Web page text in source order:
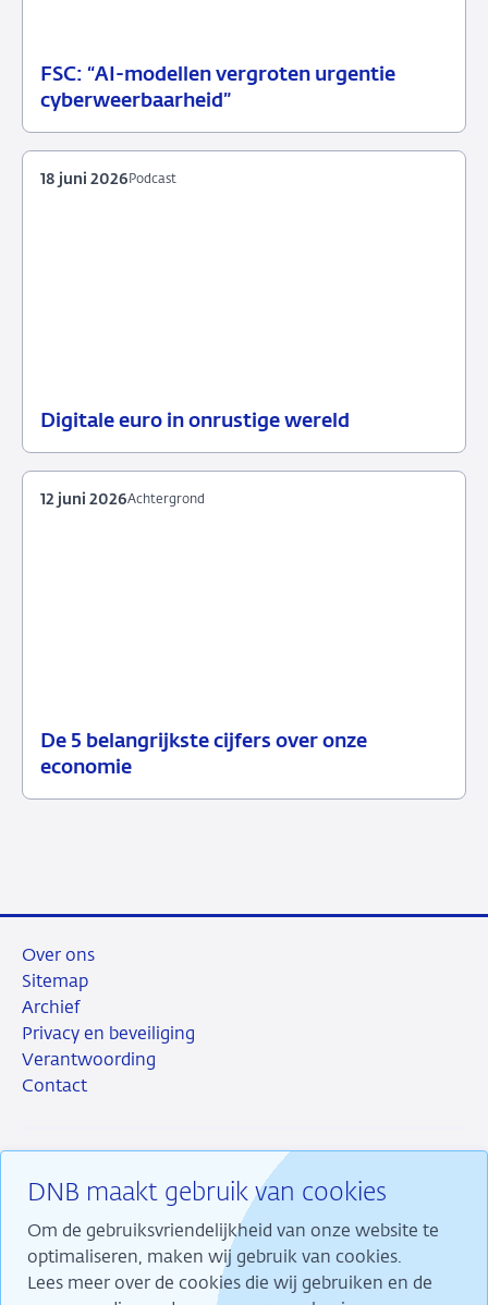
FSC: “AI-modellen vergroten urgentie
cyberweerbaarheid”
07
Persbericht
Digitale euro in onrustige wereld
2026
Podcast
18 juni 2026
De 5 belangrijkste cijfers over onze
economie
12
Achtergrond
Achtergrond
12 juni 2026
DNB maakt gebruik van cookies
Om de gebruiksvriendelijkheid van onze website te
optimaliseren, maken wij gebruik van cookies.
Lees meer over de cookies die wij gebruiken en de
Over ons
Sitemap
Archief
Privacy en beveiliging
Verantwoording
Contact
RSS InstagramLinkedin
X